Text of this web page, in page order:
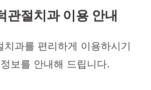
관절치과 이용 안내
치과를 편리하게 이용하시기
보를 안내해 드립니다.